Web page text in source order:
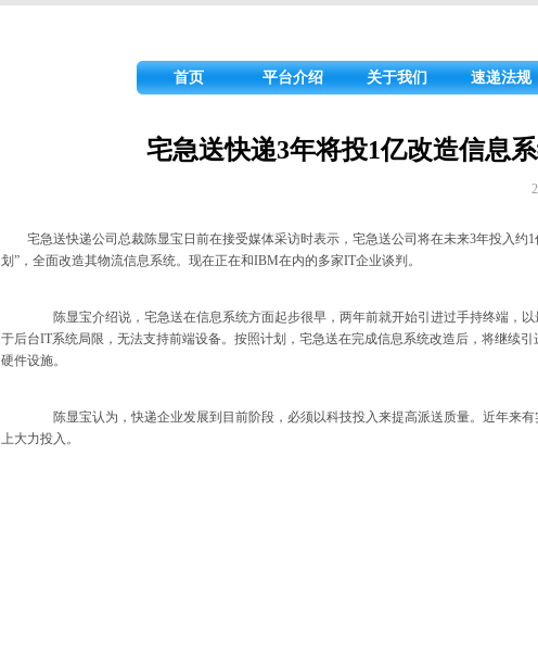
首页 平台介绍 关于我们 速递法规
宅急送快递3年将投1亿改造信息
宅急送快递公司总裁陈显宝日前在接受媒体采访时表示，宅急送公司将在未来3年投入约
划”，全面改造其物流信息系统。现在正在和IBM在内的多家IT企业谈判。
陈显宝介绍说，宅急送在信息系统方面起步很早，两年前就开始引进过手持终端，以
于后台IT系统局限，无法支持前端设备。按照计划，宅急送在完成信息系统改造后，将继续
硬件设施。
陈显宝认为，快递企业发展到目前阶段，必须以科技投入来提高派送质量。近年来有
上大力投入。